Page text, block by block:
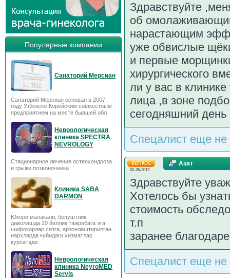
Популярные компании
Санаторий Мерсиан
Санаторий Мерсиан основан в 2007
году Узбекско-Корейским совместным
предприятием на месте бывшей обл
Неврологическая
клиника SPECTRA
NEVROLOGY
Стационарное лечение остеохондроза
и грыжи позвоночника
Клиника SABA
DARMON
Юкори малакали, бепуштлик
даволашда 20 йиллик тажрибага эга
шифокорлар сизга, арзонлаштирилган
нархларда куйидаги хизматлар
курсатади.
Неврологическая
клиника NeyroMED
Servis
Здравствуйте
об
нарастающим
уже обвислые
и первые
хирургического
ли у вас в
лица ,в зоне
сегодняшний день
Спецалист еще не
02-26-2017
Азат
Здравствуйте
Хотелось бы
стоимость
т.п
заранее
Спецалист еще не